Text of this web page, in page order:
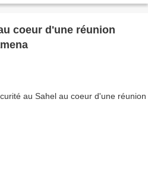
coeur d'une réunion